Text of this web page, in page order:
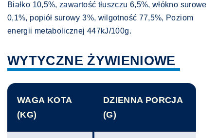
Białko 10,5%, zawartość tłuszczu 6,5%, włókno surowe
0,1%, popiół surowy 3%, wilgotność 77,5%, Poziom
energii metabolicznej 447kJ/100g.
WYTYCZNE ŻYWIENIOWE
WAGA KOTA
(KG)
DZIENNA PORCJA
(G)